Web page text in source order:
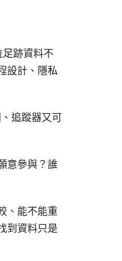
跡資料不
設計、隱私
追蹤器又可
意參與？誰
、能不能重
到資料只是